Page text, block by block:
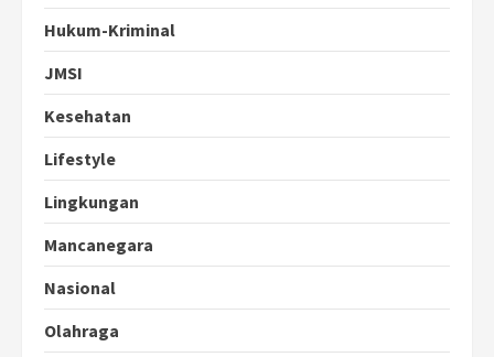
Hukum-Kriminal
JMSI
Kesehatan
Lifestyle
Lingkungan
Mancanegara
Nasional
Olahraga